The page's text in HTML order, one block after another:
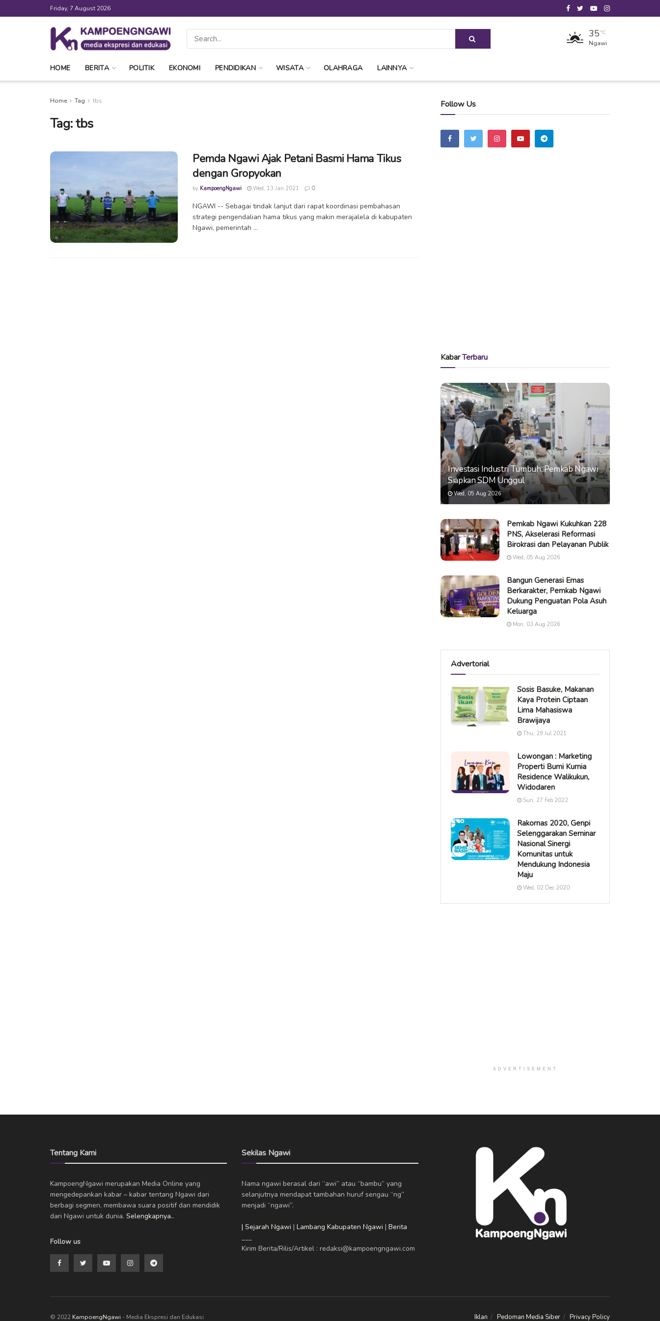
Friday, 7 August 2026
35 °C
Ngawi
HOME BERITA POLITIK EKONOMI PENDIDIKAN WISATA OLAHRAGA LAINNYA
Home Tag tbs
Tag:tbs
Pemda Ngawi Ajak Petani Basmi Hama Tikus
dengan Gropyokan
by KampoengNgawi Wed, 13 Jan 2021 0
NGAWI -- Sebagai tindak lanjut dari rapat koordinasi pembahasan
strategi pengendalian hama tikus yang makin merajalela di kabupaten
Ngawi, pemerintah ...
Follow Us
KabarTerbaru
Investasi Industri Tumbuh, Pemkab Ngawi
Siapkan SDM Unggul
Wed, 05 Aug 2026
Pemkab Ngawi Kukuhkan 228
PNS, Akselerasi Reformasi
Birokrasi dan Pelayanan Publik
Wed, 05 Aug 2026
Bangun Generasi Emas
Berkarakter, Pemkab Ngawi
Dukung Penguatan Pola Asuh
Keluarga
Mon, 03 Aug 2026
Advertorial
Sosis Basuke, Makanan
Kaya Protein Ciptaan
Lima Mahasiswa
Brawijaya
Thu, 29 Jul 2021
Lowongan : Marketing
Properti Bumi Kurnia
Residence Walikukun,
Widodaren
Sun, 27 Feb 2022
Rakornas 2020, Genpi
Selenggarakan Seminar
Nasional Sinergi
Komunitas untuk
Mendukung Indonesia
Maju
Wed, 02 Dec 2020
ADVERTISEMENT
Tentang Kami
KampoengNgawi merupakan Media Online yang
mengedepankan kabar – kabar tentang Ngawi dari
berbagi segmen, membawa suara positif dan mendidik
dari Ngawi untuk dunia. Selengkapnya..
Follow us
Sekilas Ngawi
Nama ngawi berasal dari “awi” atau “bambu” yang
selanjutnya mendapat tambahan huruf sengau “ng”
menjadi “ngawi”.
| Sejarah Ngawi | Lambang Kabupaten Ngawi | Berita
Kirim Berita/Rilis/Artikel : redaksi@kampoengngawi.com
Iklan Pedoman Media Siber Privacy Policy
© 2022 KampoengNgawi - Media Ekspresi dan Edukasi